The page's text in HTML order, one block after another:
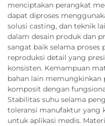
menciptakan perangkat
dapat diproses
solusi casting, dan teknik
dalam desain produk dan
sangat baik selama proses
reproduksi detail yang
konsisten. Kemampuan
bahan lain
komposit dengan
Stabilitas suhu selama
toleransi manufaktur yang
untuk aplikasi medis.